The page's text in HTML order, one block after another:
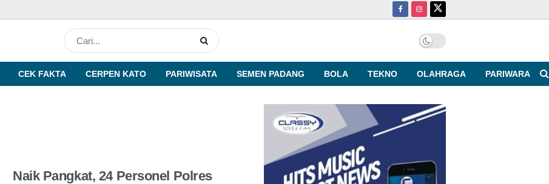
CEK FAKTA CERPEN KATO PARIWISATA SEMEN PADANG BOLA TEKNO OLAHRAGA PARIWARA
Naik Pangkat, 24 Personel Polres